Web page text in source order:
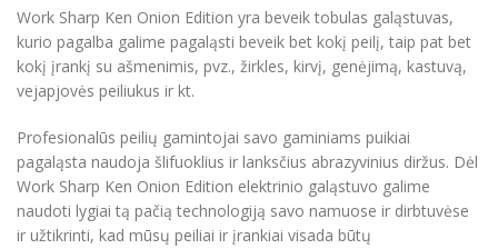
Work Sharp Ken Onion Edition yra beveik tobulas galąstuvas,
kurio pagalba galime pagaląsti beveik bet kokį peilį, taip pat bet
kokį įrankį su ašmenimis, pvz., žirkles, kirvį, genėjimą, kastuvą,
vejapjovės peiliukus ir kt.
Profesionalūs peilių gamintojai savo gaminiams puikiai
pagaląsta naudoja šlifuoklius ir lanksčius abrazyvinius diržus. Dėl
Work Sharp Ken Onion Edition elektrinio galąstuvo galime
naudoti lygiai tą pačią technologiją savo namuose ir dirbtuvėse
ir užtikrinti, kad mūsų peiliai ir įrankiai visada būtų